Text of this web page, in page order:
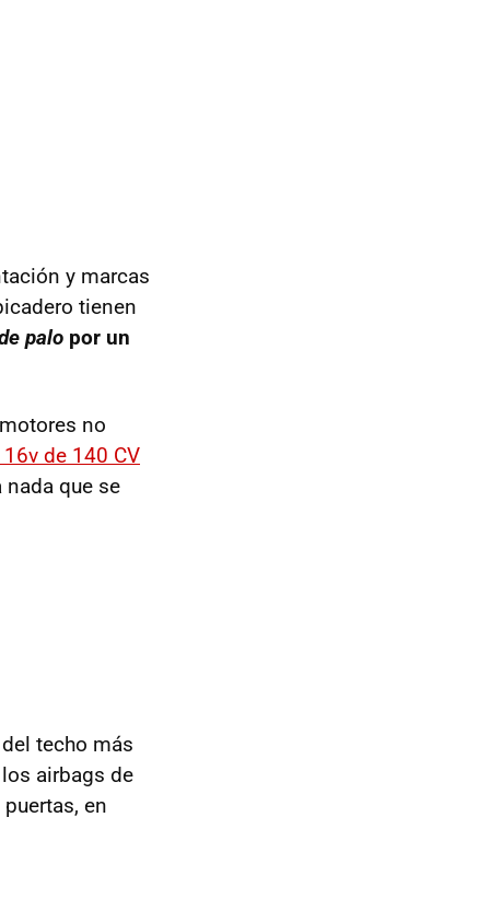
y marcas
tienen
palo por un
no
de 140 CV
que se
techo más
airbags de
en